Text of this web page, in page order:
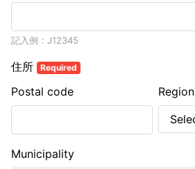
記入例：J12345
住所 Required
Postal code Region
Municipality